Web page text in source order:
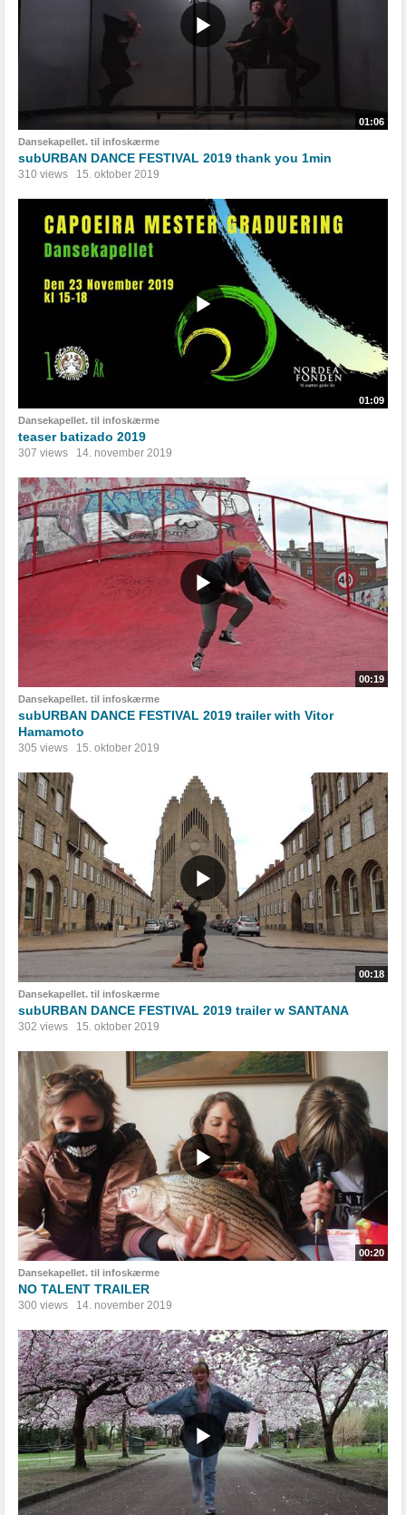
01:06
Dansekapellet. til infoskærme
subURBAN DANCE FESTIVAL 2019 thank you 1min
310 views 15. oktober 2019
01:09
Dansekapellet. til infoskærme
teaser batizado 2019
307 views 14. november 2019
00:19
Dansekapellet. til infoskærme
subURBAN DANCE FESTIVAL 2019 trailer with Vitor
Hamamoto
305 views 15. oktober 2019
00:18
Dansekapellet. til infoskærme
subURBAN DANCE FESTIVAL 2019 trailer w SANTANA
302 views 15. oktober 2019
00:20
Dansekapellet. til infoskærme
NO TALENT TRAILER
300 views 14. november 2019